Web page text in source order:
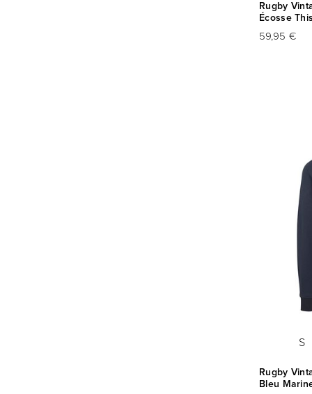
Rugby
Écosse
59,95 €
S
Rugby
Bleu